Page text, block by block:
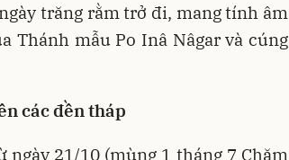
trăng rằm trở đi, mang tính âm
Thánh mẫu Po Inâ Nâgar và cúng
các đền tháp
21/10 (mùng 1 tháng 7 Chăm